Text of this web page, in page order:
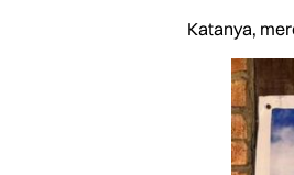
Katanya,